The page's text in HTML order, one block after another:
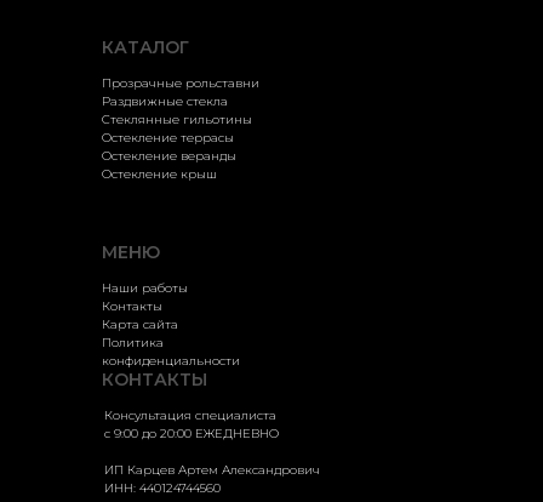
Прозрачные рольставни
Раздвижные стекла
Стеклянные гильотины
Остекление террасы
Остекление веранды
Остекление крыш
КАТАЛОГ
Наши работы
Контакты
Карта сайта
Политика
конфиденциальности
МЕНЮ
Консультация специалиста
с 9:00 до 20:00 ЕЖЕДНЕВНО
ИП Карцев Артем Александрович
ИНН: 440124744560
КОНТАКТЫ